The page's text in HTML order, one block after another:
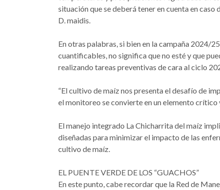
situación que se deberá tener en cuenta en
D. maidis.
En otras palabras, si bien en la campaña 2024/
cuantificables, no significa que no esté y que
realizando tareas preventivas de cara al ciclo
“El cultivo de maíz nos presenta el desafío de
el monitoreo se convierte en un elemento crítico
El manejo integrado La Chicharrita del maíz
diseñadas para minimizar el impacto de las
cultivo de maíz.
EL PUENTE VERDE DE LOS “GUACHOS”
En este punto, cabe recordar que la Red de